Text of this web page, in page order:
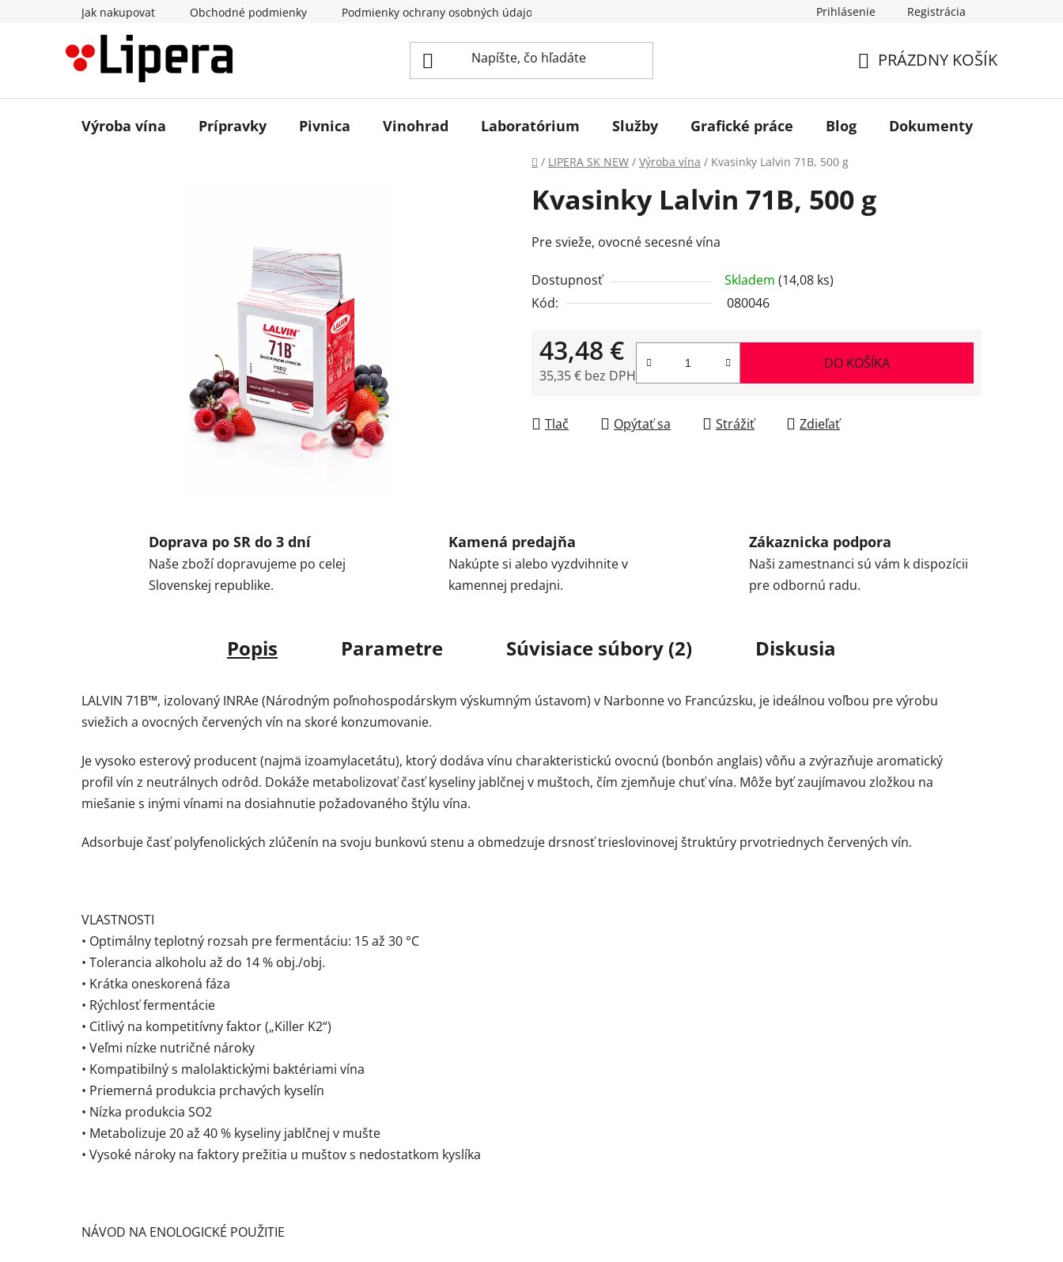
Jak nakupovat Obchodné podmienky Podmienky ochrany osobných údajov Prihlásenie Registrácia
KOŠÍK
PRÁZDNY KOŠÍK
Výroba vína Prípravky Pivnica Vinohrad Laboratórium Služby Grafické práce Blog Dokumenty
Domov
/ LIPERA SK NEW / Výroba vína / Kvasinky Lalvin 71B, 500 g
Kvasinky Lalvin 71B, 500 g
Pre svieže, ovocné secesné vína
Dostupnosť Skladem (14,08 ks)
Kód:
080046
43,48 €
35,35 € bez DPH
DO KOŠÍKA
Tlač Opýtať sa Strážiť Zdieľať
Doprava po SR do 3 dní
Naše zboží dopravujeme po celej
Slovenskej republike.
Kamená predajňa
Nakúpte si alebo vyzdvihnite v
kamennej predajni.
Zákaznicka podpora
Naši zamestnanci sú vám k dispozícii
pre odbornú radu.
Popis Parametre Súvisiace súbory (2) Diskusia
LALVIN 71B™, izolovaný INRAe (Národným poľnohospodárskym výskumným ústavom) v Narbonne vo Francúzsku, je ideálnou voľbou pre výrobu
sviežich a ovocných červených vín na skoré konzumovanie.
Je vysoko esterový producent (najmä izoamylacetátu), ktorý dodáva vínu charakteristickú ovocnú (bonbón anglais) vôňu a zvýrazňuje aromatický
profil vín z neutrálnych odrôd. Dokáže metabolizovať časť kyseliny jablčnej v muštoch, čím zjemňuje chuť vína. Môže byť zaujímavou zložkou na
miešanie s inými vínami na dosiahnutie požadovaného štýlu vína.
Adsorbuje časť polyfenolických zlúčenín na svoju bunkovú stenu a obmedzuje drsnosť trieslovinovej štruktúry prvotriednych červených vín.
VLASTNOSTI
• Optimálny teplotný rozsah pre fermentáciu: 15 až 30 °C
• Tolerancia alkoholu až do 14 % obj./obj.
• Krátka oneskorená fáza
• Rýchlosť fermentácie
• Citlivý na kompetitívny faktor („Killer K2“)
• Veľmi nízke nutričné ​​nároky
• Kompatibilný s malolaktickými baktériami vína
• Priemerná produkcia prchavých kyselín
• Nízka produkcia SO2
• Metabolizuje 20 až 40 % kyseliny jablčnej v mušte
• Vysoké nároky na faktory prežitia u muštov s nedostatkom kyslíka
NÁVOD NA ENOLOGICKÉ POUŽITIE